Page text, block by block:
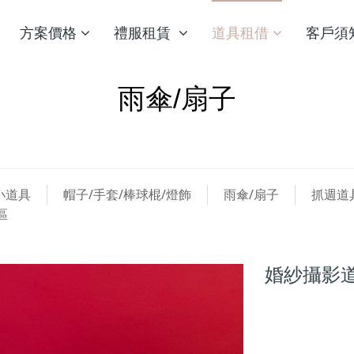
方案價格 禮服租賃 道具租借 客戶須
雨傘/扇子
道具 帽子/手套/棒球棍/燈飾 雨傘/扇子
抓週道
婚紗攝影